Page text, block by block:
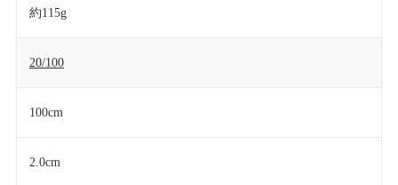
約115g
20/100
100cm
2.0cm